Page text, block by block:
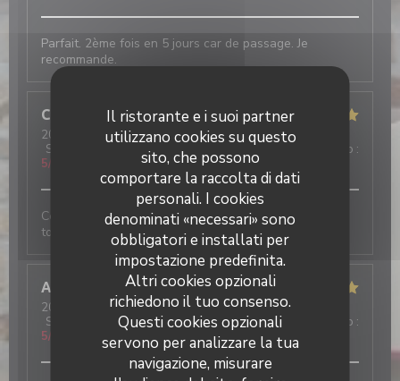
Il ristorante e i suoi partner
utilizzano cookies su questo
sito, che possono
comportare la raccolta di dati
personali. I cookies
denominati «necessari» sono
obbligatori e installati per
impostazione predefinita.
Altri cookies opzionali
richiedono il tuo consenso.
Questi cookies opzionali
servono per analizzare la tua
navigazione, misurare
Parfait. 2ème fois en 5 jours car de passage. Je
recommande.
Camille
2026-08-04- 19:00 - Ospiti 3
Servizio
Atmosfera 5 5/5 Qualità / Prezzo :
5/5
Ce n’est pas la première fois que je viens et je suis
toujours très contente!
Annie
2026-07-30 - 20:45 - Ospiti 4
Servizio
Atmosfera: 5/5 Cucina:5/5 Qualità / Prezzo :
5/5